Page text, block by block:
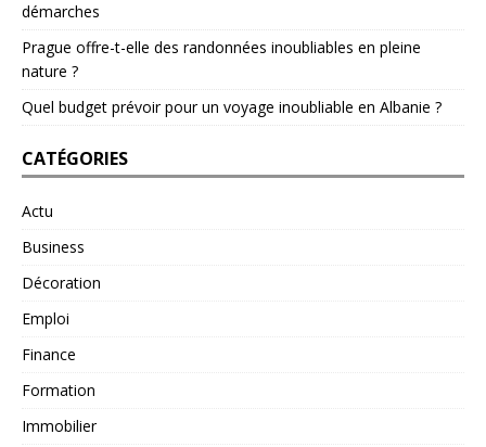
démarches
Prague offre-t-elle des randonnées inoubliables en pleine
nature ?
Quel budget prévoir pour un voyage inoubliable en Albanie ?
CATÉGORIES
Actu
Business
Décoration
Emploi
Finance
Formation
Immobilier